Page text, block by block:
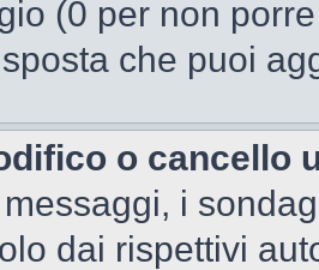
(0 per non
che puoi
o cancello
i
dai rispettivi